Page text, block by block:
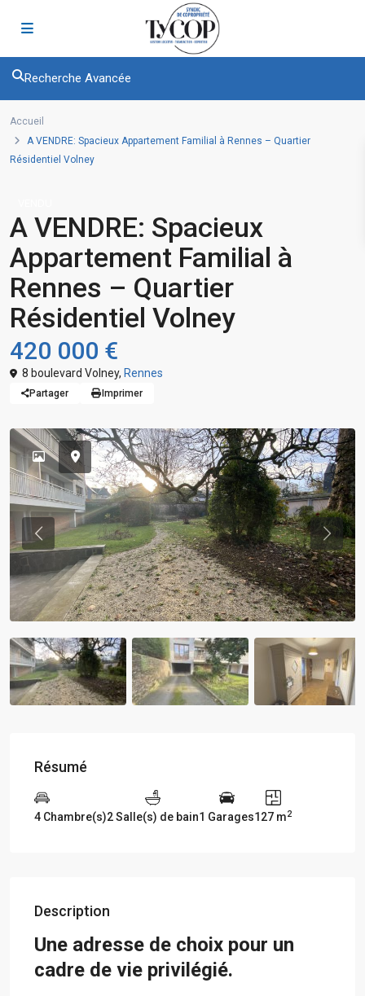
Recherche Avancée
Accueil
A VENDRE: Spacieux Appartement Familial à Rennes – Quartier
Résidentiel Volney
A VENDRE: Spacieux
Appartement Familial à
Rennes – Quartier
Résidentiel Volney
420 000 €
8 boulevard Volney, Rennes
Partager Imprimer
Previous
Résumé
4 Chambre(s)2 Salle(s) de bain1 Garages127 m2
Description
Une adresse de choix pour un
cadre de vie privilégié.